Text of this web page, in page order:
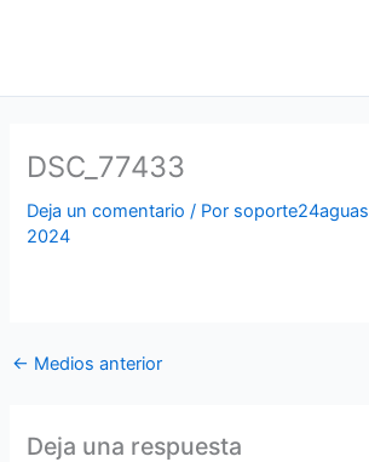
DSC_77433
Deja un comentario / Por soporte24aguas
2024
← Medios anterior
Deja una respuesta